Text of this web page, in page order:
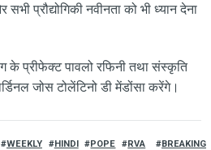
प्रौद्योगिकी नवीनता को भी ध्यान देना
प्रीफेक्ट पावलो रफिनी तथा संस्कृति
जोस टोलेंटिनो डी मेंडोंसा करेंगे।
WEEKLY
HINDI
POPE
RVA
BREAKING